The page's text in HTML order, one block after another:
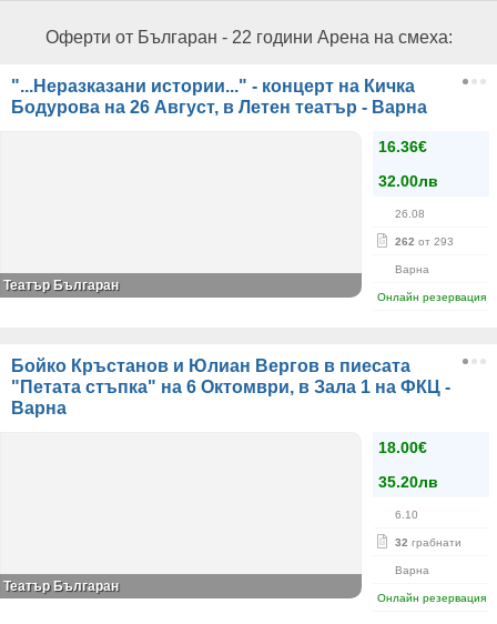
Оферти от Българан - 22 години Арена на смеха:
"...Неразказани истории..." - концерт на Кичка
Бодурова на 26 Август, в Летен театър - Варна
16.36€
32.00лв
26.08
262 от 293
Варна
Онлайн резервация
Театър Българан
Бойко Кръстанов и Юлиан Вергов в пиесата
"Петата стъпка" на 6 Октомври, в Зала 1 на ФКЦ -
Варна
18.00€
35.20лв
6.10
32 грабнати
Варна
Онлайн резервация
Театър Българан